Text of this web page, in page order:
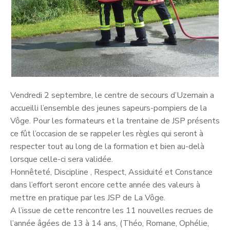
Vendredi 2 septembre, le centre de secours d’Uzemain a
accueilli l’ensemble des jeunes sapeurs-pompiers de la
Vôge. Pour les formateurs et la trentaine de JSP présents
ce fût l’occasion de se rappeler les règles qui seront à
respecter tout au long de la formation et bien au-delà
lorsque celle-ci sera validée.
Honnêteté, Discipline , Respect, Assiduité et Constance
dans l’effort seront encore cette année des valeurs à
mettre en pratique par les JSP de La Vôge.
A l’issue de cette rencontre les 11 nouvelles recrues de
l’année âgées de 13 à 14 ans, (Théo, Romane, Ophélie,